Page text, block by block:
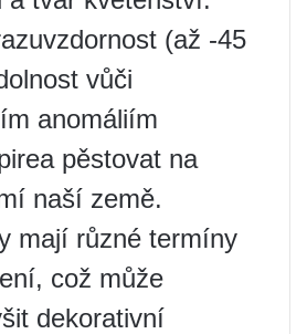
(až -45
vůči
anomáliím
pěstovat na
naší země.
mají různé termíny
což může
dekorativní